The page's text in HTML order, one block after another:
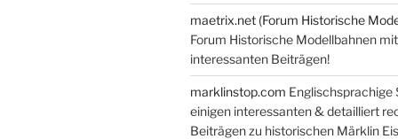
maetrix.net (Forum Historische
Forum Historische Modellbahnen
interessanten Beiträgen!
marklinstop.com Englischsprachige
einigen interessanten & detailliert
Beiträgen zu historischen Märklin